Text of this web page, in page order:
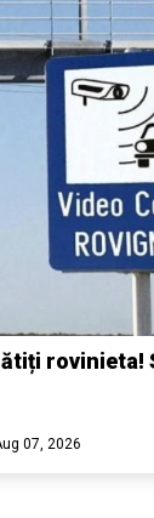
rovinieta!
07, 2026